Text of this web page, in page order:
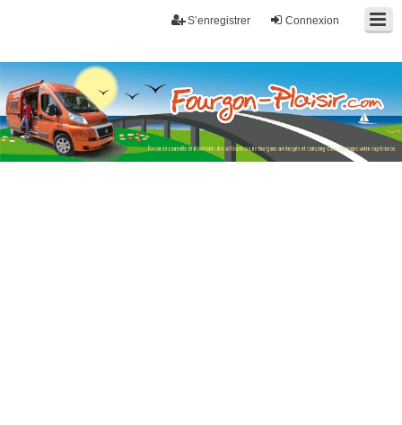
Connexion
S’enregistrer
Fourgon-plaisir.com
Forum de conseils et d'entraide des utilisateurs de fourgons, fourgons
aménagés, vans et de camping-car. Partagez votre expérience.